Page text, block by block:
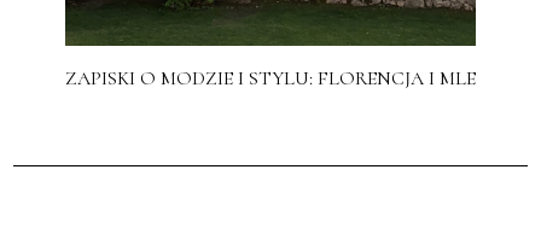
ZAPISKI O MODZIE I STYLU: FLORENCJA I MLE